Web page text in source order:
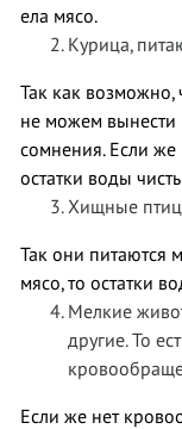
ела мясо.
Курица,
Так как
не можем вынести
сомнения. Если же
остатки воды
Хищные
Так они питаются
мясо, то остатки
Мелкие
другие. То
Если же нет